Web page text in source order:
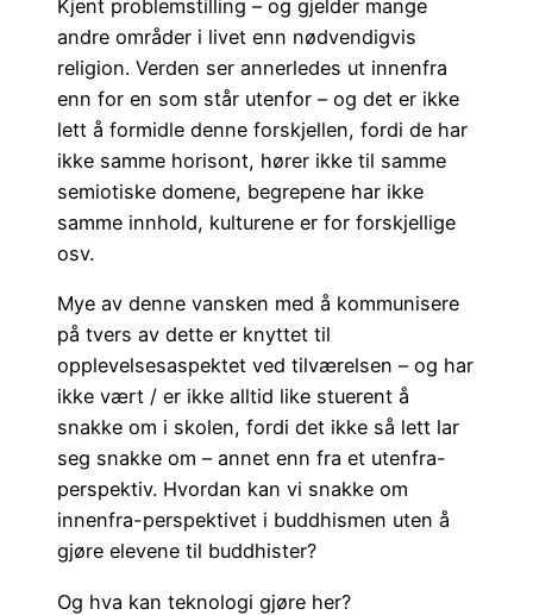
Kjent problemstilling – og gjelder mange
andre områder i livet enn nødvendigvis
religion. Verden ser annerledes ut innenfra
enn for en som står utenfor – og det er ikke
lett å formidle denne forskjellen, fordi de har
ikke samme horisont, hører ikke til samme
semiotiske domene, begrepene har ikke
samme innhold, kulturene er for forskjellige
osv.
Mye av denne vansken med å kommunisere
på tvers av dette er knyttet til
opplevelsesaspektet ved tilværelsen – og har
ikke vært / er ikke alltid like stuerent å
snakke om i skolen, fordi det ikke så lett lar
seg snakke om – annet enn fra et utenfra-
perspektiv. Hvordan kan vi snakke om
innenfra-perspektivet i buddhismen uten å
gjøre elevene til buddhister?
Og hva kan teknologi gjøre her?